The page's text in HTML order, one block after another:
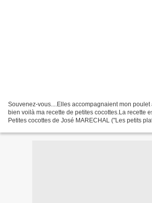
Souvenez-vous....Elles accompagnaient mon poulet
bien voilà ma recette de petites cocottes.La recette
Petites cocottes de José MARECHAL ("Les petits